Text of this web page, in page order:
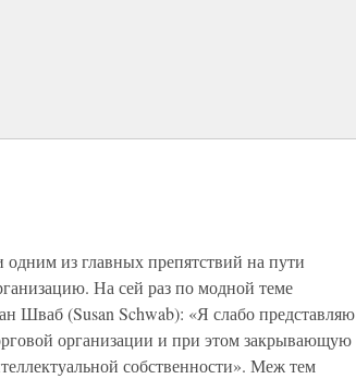
из главных препятствий на пути
На сей раз по модной теме
Шваб (Susan Schwab): «Я слабо представляю
организации и при этом закрывающую
собственности». Меж тем